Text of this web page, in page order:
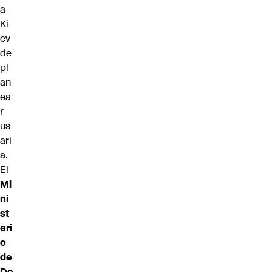
a
Ki
ev
de
pl
an
ea
r
us
arl
a.
El
Mi
ni
st
eri
o
de